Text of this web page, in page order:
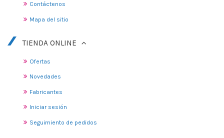
Contáctenos
Mapa del sitio
TIENDA ONLINE
Ofertas
Novedades
Fabricantes
Iniciar sesión
Seguimiento de pedidos